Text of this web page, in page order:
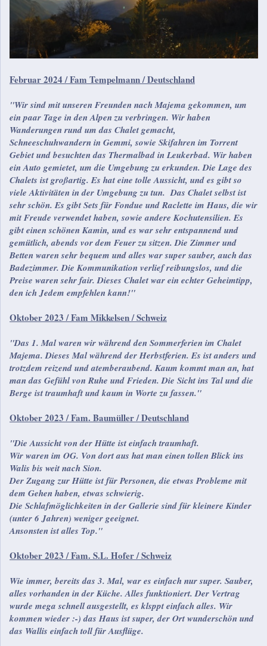
Februar 2024 / Fam Tempelmann / Deutschland
"Wir sind mit unseren Freunden nach Majema gekommen, um
ein paar Tage in den Alpen zu verbringen. Wir haben
Wanderungen rund um das Chalet gemacht,
Schneeschuhwandern in Gemmi, sowie Skifahren im Torrent
Gebiet und besuchten das Thermalbad in Leukerbad. Wir haben
ein Auto gemietet, um die Umgebung zu erkunden. Die Lage des
Chalets ist großartig. Es hat eine tolle Aussicht, und es gibt so
viele Aktivitäten in der Umgebung zu tun. Das Chalet selbst ist
sehr schön. Es gibt Sets für Fondue und Raclette im Haus, die wir
mit Freude verwendet haben, sowie andere Kochutensilien. Es
gibt einen schönen Kamin, und es war sehr entspannend und
gemütlich, abends vor dem Feuer zu sitzen. Die Zimmer und
Betten waren sehr bequem und alles war super sauber, auch das
Badezimmer. Die Kommunikation verlief reibungslos, und die
Preise waren sehr fair. Dieses Chalet war ein echter Geheimtipp,
den ich Jedem empfehlen kann!"
Oktober 2023 / Fam Mikkelsen / Schweiz
"Das 1. Mal waren wir während den Sommerferien im Chalet
Majema. Dieses Mal während der Herbstferien. Es ist anders und
trotzdem reizend und atemberaubend. Kaum kommt man an, hat
man das Gefühl von Ruhe und Frieden. Die Sicht ins Tal und die
Berge ist traumhaft und kaum in Worte zu fassen."
Oktober 2023 / Fam. Baumüller / Deutschland
"Die Aussicht von der Hütte ist einfach traumhaft.
Wir waren im OG. Von dort aus hat man einen tollen Blick ins
Walis bis weit nach Sion.
Der Zugang zur Hütte ist für Personen, die etwas Probleme mit
dem Gehen haben, etwas schwierig.
Die Schlafmöglichkeiten in der Gallerie sind für kleinere Kinder
(unter 6 Jahren) weniger geeignet.
Ansonsten ist alles Top."
Oktober2023 / Fam. S.L. Hofer / Schweiz
Wie immer, bereits das 3. Mal, war es einfach nur super. Sauber,
alles vorhanden in der Küche. Alles funktioniert. Der Vertrag
wurde mega schnell ausgestellt, es klsppt einfach alles. Wir
kommen wieder :-) das Haus ist super, der Ort wunderschön und
das Wallis einfach toll für Ausflüge.